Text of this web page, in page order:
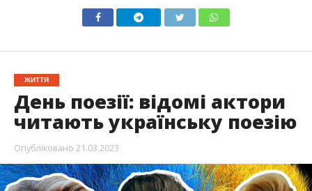
ЖИТТЯ
День поезії: відомі актори
читають українську поезію
Опубліковано 21.03.2023